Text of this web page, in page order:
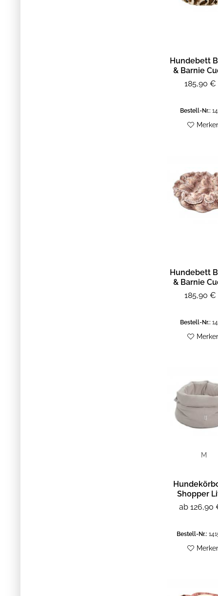
Hundebett
& Barnie
Pod -
185,90 €
Bestell-Nr.:
Hundebett
& Barnie
Pod -
185,90 €
Bestell-Nr.:
M
Shopper
Basket
ab 126,90
Bestell-Nr.: